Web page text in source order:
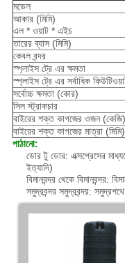
মডেল
আকার (মিমি)
এল * ওয়াট * এইচ
তারের ব্যাস (মিমি)
কেবল বন্দর
স্প্লাইস ট্রে এর ক্ষমতা
স্প্লাইস ট্রে এর সর্বাধিক
সর্বোচ্চ ক্ষমতা (কোর)
সিল স্ট্রাকচার
বাইরের শক্ত কাগজের ওজন (কেজি)
বাইরের শক্ত কাগজের মাত্রা (মিমি)
পাঠানো:
ডোর টু ডোর: এক্সপ্রেসের
ইত্যাদি)
বিমানবন্দর থেকে বিমানবন্দর:
সমুদ্রবন্দর সমুদ্রবন্দর: